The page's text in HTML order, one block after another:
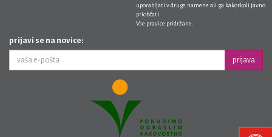
uporabljati v druge namene ali ga kakorkoli javno
priobčati.
Vse pravice pridržane.
prijavi se na novice:
prijava